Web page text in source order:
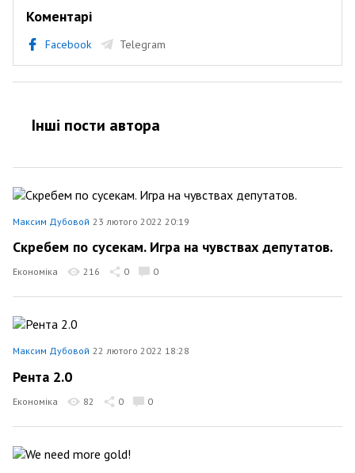
Коментарі
Facebook Telegram
Інші пости автора
Максим Дубовой 23 лютого 2022 20:19
Скребем по сусекам. Игра на чувствах депутатов.
Економіка 216 0 0
Максим Дубовой 22 лютого 2022 18:28
Рента 2.0
Економіка 82 0 0